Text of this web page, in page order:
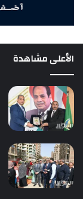
الأعلى مشاهدة